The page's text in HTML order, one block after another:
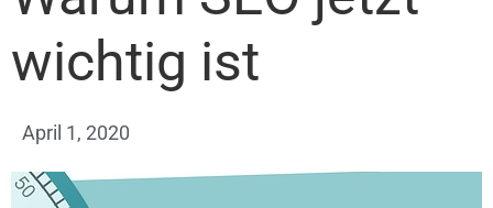
wichtig ist
April 1, 2020